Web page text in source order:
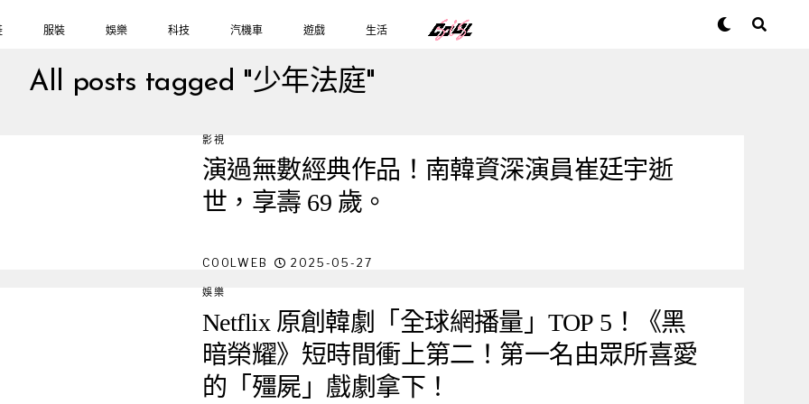
服裝 娛樂 科技 汽機車 遊戲 生活
All posts tagged "少年法庭"
影視
演過無數經典作品！南韓資深演員崔廷宇逝
世，享壽 69 歲。
COOLWEB 2025-05-27
娛樂
Netflix 原創韓劇「全球網播量」TOP 5！《黑
暗榮耀》短時間衝上第二！第一名由眾所喜愛
的「殭屍」戲劇拿下！